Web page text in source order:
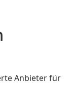
Anbieter für